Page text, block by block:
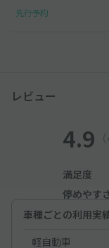
先行予約
レビュー
4.9
満足度
停めやす
車種ごとの利用実
軽自動車